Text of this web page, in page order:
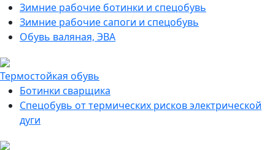
Зимние рабочие ботинки и спецобувь
Зимние рабочие сапоги и спецобувь
Обувь валяная, ЭВА
Термостойкая обувь
Ботинки сварщика
Спецобувь от термических рисков электрической
дуги